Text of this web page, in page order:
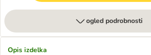
ogled podrobnosti
Opis izdelka